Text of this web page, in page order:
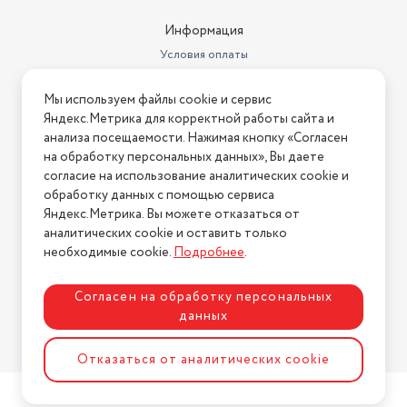
2 кВт
Режим антизамерзания
есть
Информация
Условия оплаты
Условия возврата
Нашли ошибку на сайте? Напишите нам
2026 © Интернет-магазин "АстМаркет". У нас есть всё!
Политика конфиденциальности
Разработка сайтаASTDESIGN
Мы используем файлы cookie и сервис
Яндекс.Метрика для корректной работы сайта и
анализа посещаемости. Нажимая кнопку «Согласен
на обработку персональных данных», Вы даете
согласие на использование аналитических cookie и
обработку данных с помощью сервиса
Яндекс.Метрика. Вы можете отказаться от
аналитических cookie и оставить только
необходимые cookie.Подробнее.
Согласен на обработку персональных
данных
Отказаться от аналитических cookie